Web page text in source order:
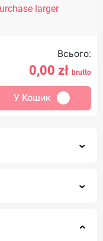
larger
Всього:
0,00 zł brutto
У Кошик